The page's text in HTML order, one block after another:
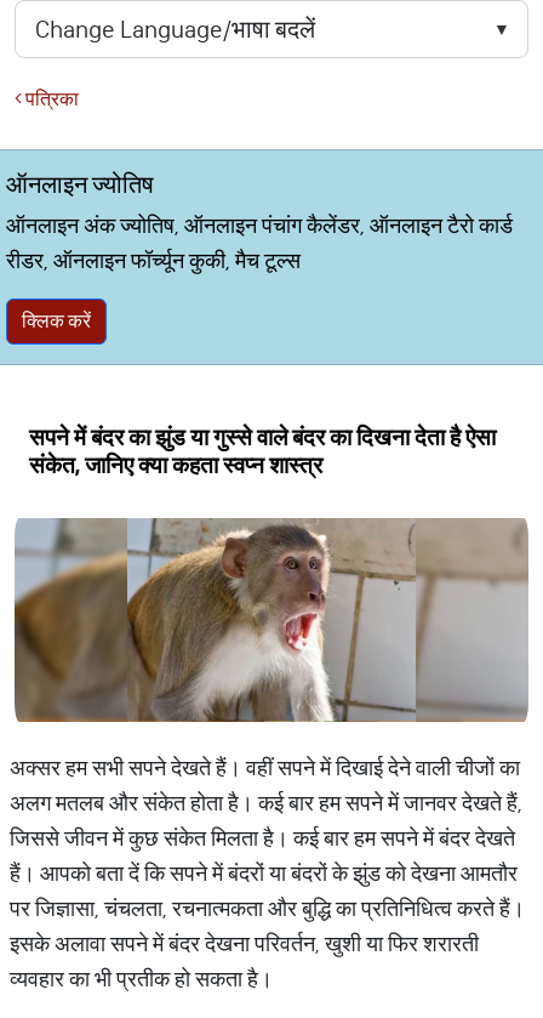
पत्रिका
ऑनलाइन ज्योतिष
ऑनलाइन अंक ज्योतिष, ऑनलाइन पंचांग कैलेंडर, ऑनलाइन टैरो कार्ड
रीडर, ऑनलाइन फॉर्च्यून कुकी, मैच टूल्स
क्लिक करें
सपने में बंदर का झुंड या गुस्से वाले बंदर का दिखना देता है ऐसा
संकेत, जानिए क्या कहता स्वप्न शास्त्र
अक्सर हम सभी सपने देखते हैं। वहीं सपने में दिखाई देने वाली चीजों का
अलग मतलब और संकेत होता है। कई बार हम सपने में जानवर देखते हैं,
जिससे जीवन में कुछ संकेत मिलता है। कई बार हम सपने में बंदर देखते
हैं। आपको बता दें कि सपने में बंदरों या बंदरों के झुंड को देखना आमतौर
पर जिज्ञासा, चंचलता, रचनात्मकता और बुद्धि का प्रतिनिधित्व करते हैं।
इसके अलावा सपने में बंदर देखना परिवर्तन, खुशी या फिर शरारती
व्यवहार का भी प्रतीक हो सकता है।